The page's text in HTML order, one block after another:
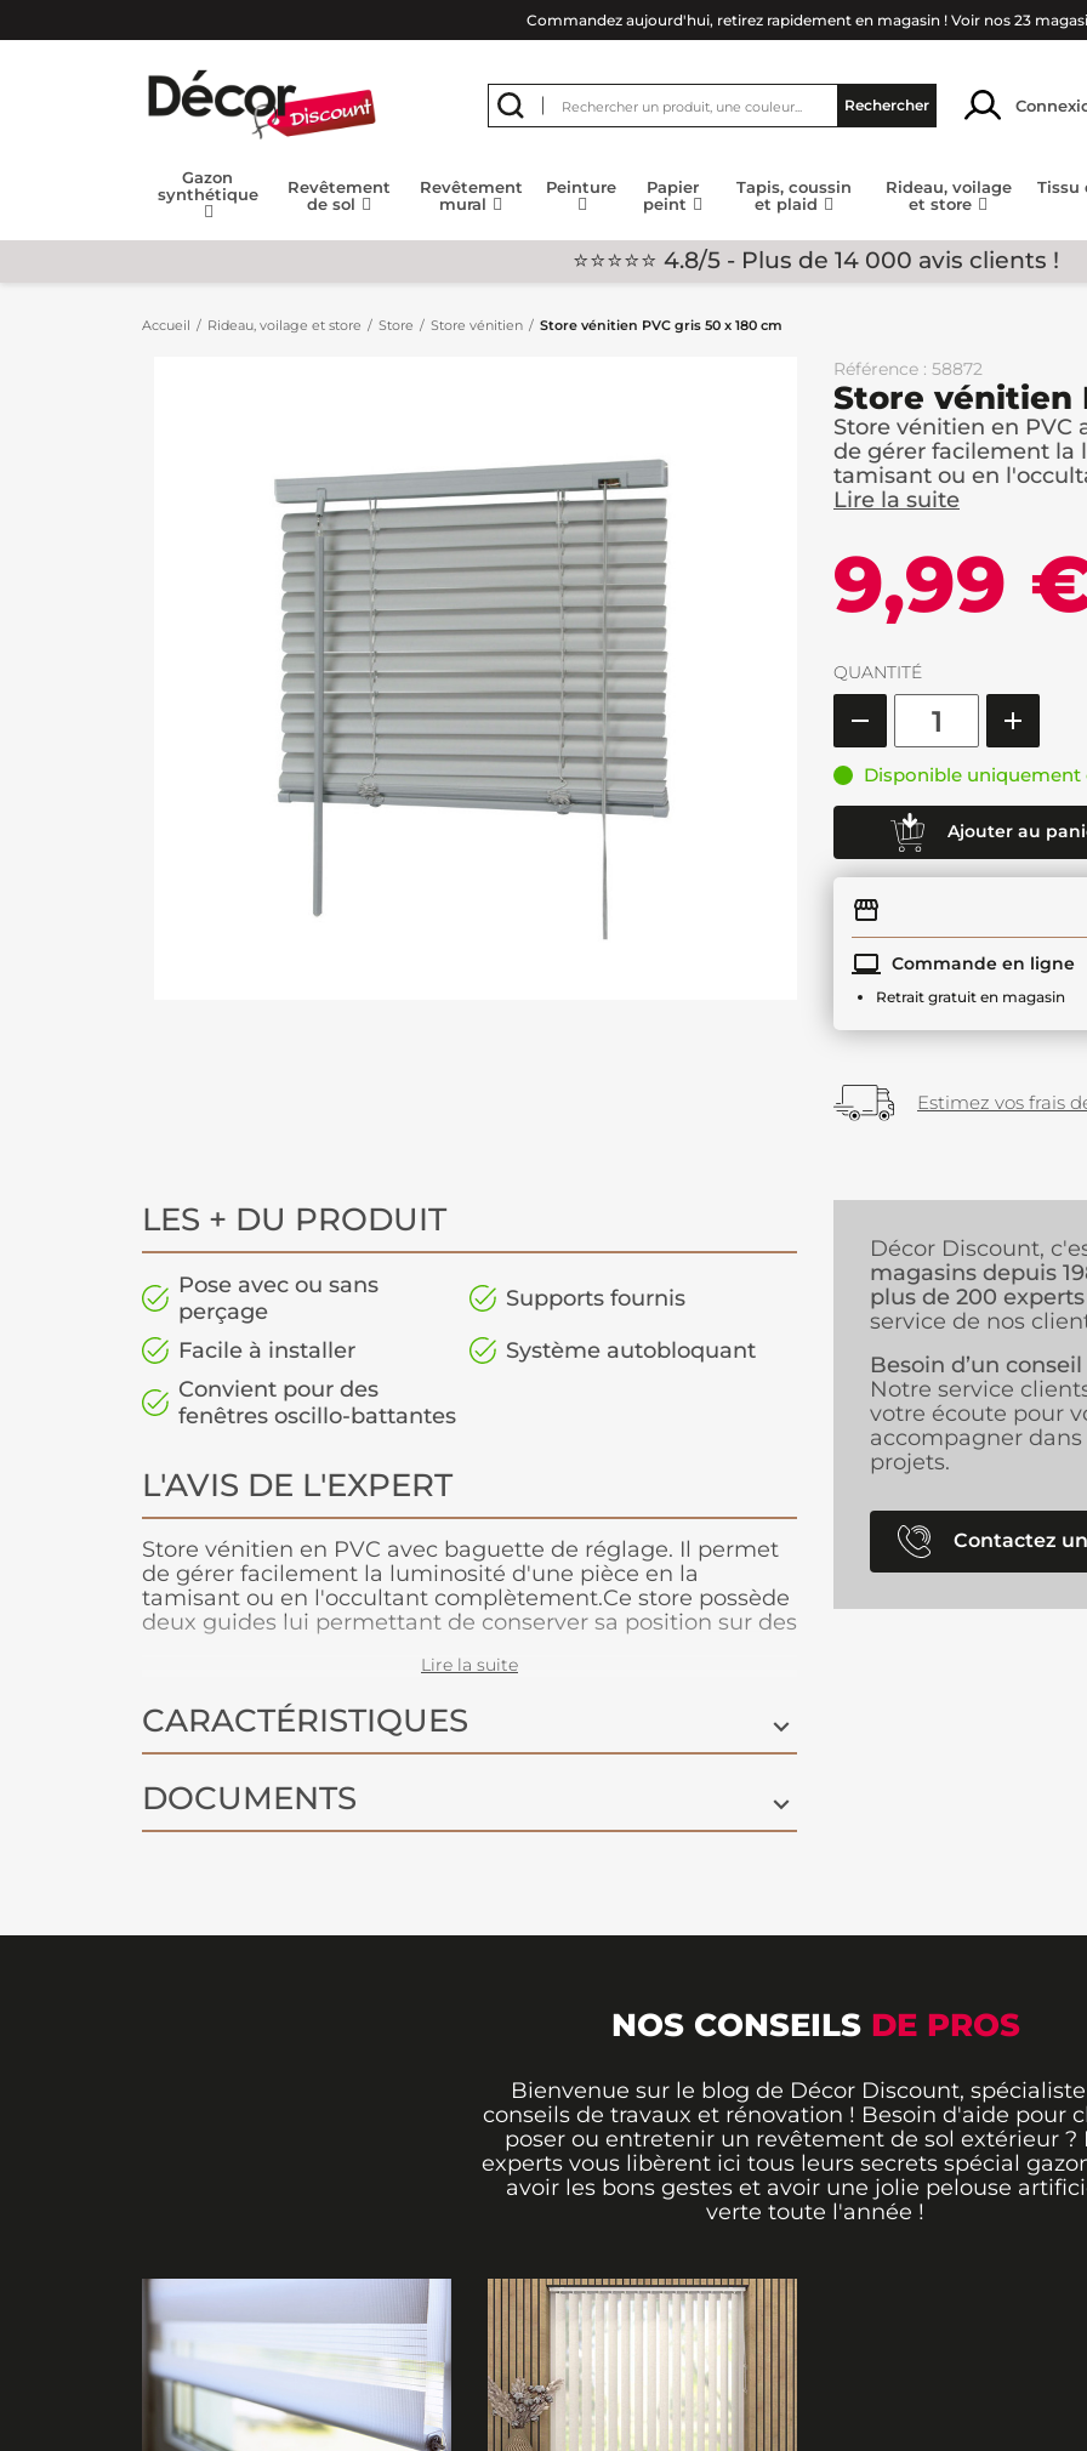
Commandez aujourd'hui, retirez rapidement en magasin ! Voir nos 23
Rechercher
Gazon
synthétique
Revêtement
de sol
Revêtement
mural
Peinture
Papier
peint
Tapis, coussin
et plaid
Rideau, voilage
et store
Tissu
⭐⭐⭐⭐⭐ 4.8/5 - Plus de 14 000 avis clients !
Accueil Rideau, voilage et store Store Store vénitien Store vénitien PVC gris 50 x 180 cm
Référence : 58872
Store vénitien
Store vénitien en
de gérer facilement la
tamisant ou en
Lire la suite
9,99
QUANTITÉ
Disponible uniquement
Ajouter au
Commande en ligne
Retrait gratuit en magasin
Estimez vos frais
LES + DU PRODUIT
Pose avec ou sans
perçage
Supports fournis
Facile à installer
Système autobloquant
Convient pour des
fenêtres oscillo-battantes
L'AVIS DE L'EXPERT
Store vénitien en PVC avec baguette de réglage. Il permet
de gérer facilement la luminosité d'une pièce en la
tamisant ou en l'occultant complètement.Ce store possède
deux guides lui permettant de conserver sa position sur des
Lire la suite
CARACTÉRISTIQUES
DOCUMENTS
Décor Discount,
magasins depuis
plus de 200 experts
service de nos
Besoin d’un
Notre service
votre écoute pour
accompagner dans
projets.
Contactez
NOS CONSEILS DE PROS
Bienvenue sur le blog de Décor Discount,
conseils de travaux et rénovation ! Besoin d'aide pour
poser ou entretenir un revêtement de sol extérieur ?
experts vous libèrent ici tous leurs secrets spécial
avoir les bons gestes et avoir une jolie pelouse
verte toute l'année !